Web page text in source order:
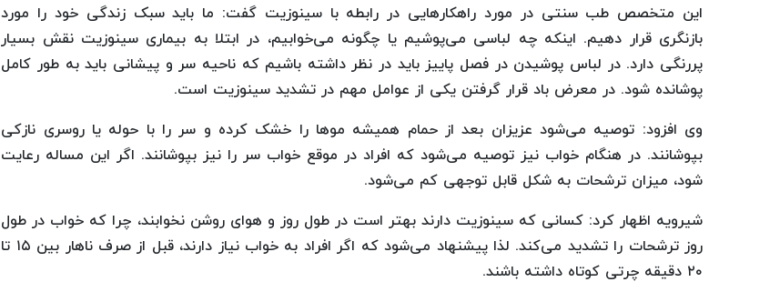
این متخصص طب سنتی در مورد راهکارهایی در رابطه با سینوزیت گفت: ما باید سبک زندگی خود را مورد
بازنگری قرار دهیم. اینکه چه لباسی می‌پوشیم یا چگونه می‌خوابیم، در ابتلا به بیماری سینوزیت نقش بسیار
پررنگی دارد. در لباس پوشیدن در فصل پاییز باید در نظر داشته باشیم که ناحیه سر و پیشانی باید به طور کامل
پوشانده شود. در معرض باد قرار گرفتن یکی از عوامل مهم در تشدید سینوزیت است.
وی افزود: توصیه می‌شود عزیزان بعد از حمام همیشه موها را خشک کرده و سر را با حوله یا روسری نازکی
بپوشانند. در هنگام خواب نیز توصیه می‌شود که افراد در موقع خواب سر را نیز بپوشانند. اگر این مساله رعایت
شود، میزان ترشحات به شکل قابل توجهی کم می‌شود.
شیرویه اظهار کرد: کسانی که سینوزیت دارند بهتر است در طول روز و هوای روشن نخوابند، چرا که خواب در طول
روز ترشحات را تشدید می‌کند. لذا پیشنهاد می‌شود که اگر افراد به خواب نیاز دارند، قبل از صرف ناهار بین ۱۵ تا
۲۰ دقیقه چرتی کوتاه داشته باشند.